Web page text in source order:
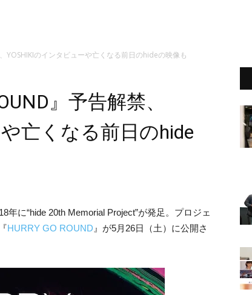
YOSHIKIのインタビューや亡くなる前日のhideの映像も
』予告解禁、
亡くなる前日のhide
に“hide 20th Memorial Project”が発足。プロジェ
HURRY GO ROUND 』が5月26日（土）に公開さ